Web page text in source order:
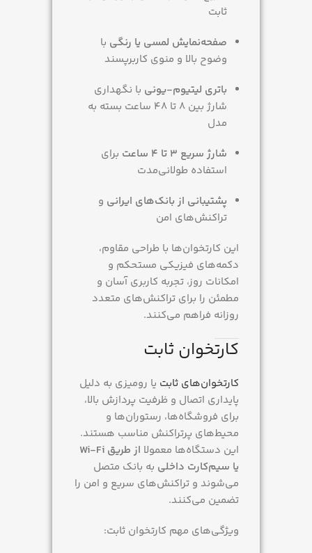
ثابت
صفحه‌نمایش لمسی یا رنگی با
وضوح بالا و منوی کاربرپسند
باتری لیتیوم-یونی با نگهداری
شارژ بین 8 تا 48 ساعت بسته به
مدل
شارژ سریع 3 تا 4 ساعت
برای
استفاده طولانی‌مدت
پشتیبانی از بانک‌های ایرانی و
تراکنش‌های امن
این کارتخوان‌ها با طراحی مقاوم،
دکمه‌های فیزیکی مستحکم و
امکانات روز، تجربه کاربری آسان و
مطمئن را برای تراکنش‌های متعدد
روزانه فراهم می‌کنند.
کارتخوان ثابت
کارتخوان‌های ثابت یا رومیزی به دلیل
پایداری اتصال و ظرفیت پردازش بالا،
برای فروشگاه‌ها، رستوران‌ها و
محیط‌های پرتراکنش مناسب هستند.
این دستگاه‌ها معمولا
از طریق Wi-Fi
یا سیم‌کارت داخلی به بانک متصل
می‌شوند و تراکنش‌های سریع و امن را
تضمین می‌کنند.
ویژگی‌های مهم کارتخوان ثابت: